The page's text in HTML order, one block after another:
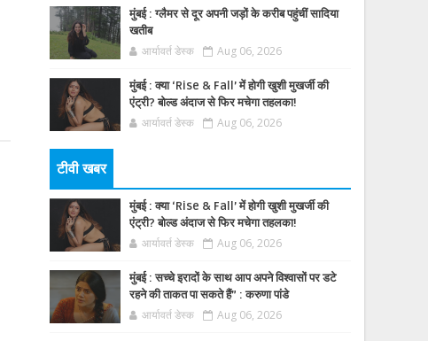
मुंबई : ग्लैमर से दूर अपनी जड़ों के करीब पहुंचीं सादिया
खतीब
आर्यावर्त डेस्क Aug 06, 2026
मुंबई : क्या ‘Rise & Fall’ में होगी खुशी मुखर्जी की
एंट्री? बोल्ड अंदाज से फिर मचेगा तहलका!
आर्यावर्त डेस्क Aug 06, 2026
टीवी खबर
मुंबई : क्या ‘Rise & Fall’ में होगी खुशी मुखर्जी की
एंट्री? बोल्ड अंदाज से फिर मचेगा तहलका!
आर्यावर्त डेस्क Aug 06, 2026
मुंबई : सच्चे इरादों के साथ आप अपने विश्वासों पर डटे
रहने की ताकत पा सकते हैं” : करुणा पांडे
आर्यावर्त डेस्क Aug 06, 2026